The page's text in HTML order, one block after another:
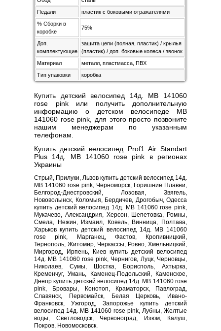
Педали
пластик с боковыми отражателями
% Сборки в
коробке
75%
Доп.
комплектующие
защита цепи (полная, пластик) / крылья
(пластик) / доп. боковые колеса / звонок
Материал
металл, пластмасса, ПВХ
Тип упаковки
коробка
Купить детский велосипед 14д. MB 141060
rose pink или получить дополнительную
информацию о детском велосипеде MB
141060 rose pink, для этого просто позвоните
нашим менеджерам по указанным
телефонам.
Купить детский велосипед Prof1 Air Standart
Plus 14д. MB 141060 rose pink в регионах
Украины
Стрый, Прилуки, Львов купить детский велосипед 14д.
MB 141060 rose pink, Черноморск, Горишние Плавни,
Белгород-Днестровский, Лозовая, Звягель,
Нововолынск, Коломыя, Бердичев, Дрогобыч, Одесса
купить детский велосипед 14д. MB 141060 rose pink,
Мукачево, Александрия, Херсон, Шепетовка, Ромны,
Смела, Нежин, Измаил, Ковель, Винница, Полтава,
Харьков купить детский велосипед 14д. MB 141060
rose pink, Марганец, Фастов, Кропивницкий,
Тернополь, Житомир, Черкассы, Ровно, Хмельницкий,
Миргород, Ирпень, Киев купить детский велосипед
14д. MB 141060 rose pink, Чернигов, Луцк, Черновцы,
Николаев, Сумы, Шостка, Борисполь, Ахтырка,
Кременчуг, Умань, Каменец-Подольский, Каменское,
Днепр купить детский велосипед 14д. MB 141060 rose
pink, Бровары, Конотоп, Краматорск, Павлоград,
Славянск, Первомайск, Белая Церковь, Ивано-
Франковск, Ужгород, Запорожье купить детский
велосипед 14д. MB 141060 rose pink, Лубны, Желтые
воды, Светловодск, Червоноград, Изюм, Калуш,
Покров, Новомосковск.